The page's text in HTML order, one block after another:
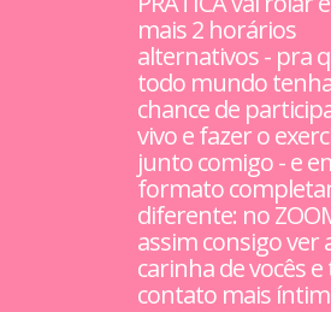
mais 2 horários
alternativos - pra
todo mundo
chance de
vivo e fazer o
junto comigo - e
formato
diferente: no
assim consigo ver
carinha de vocês
contato mais